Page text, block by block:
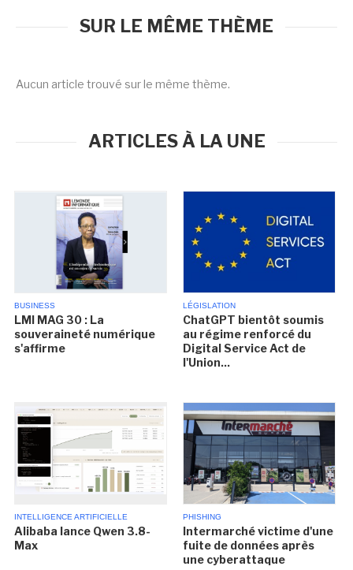
SUR LE MÊME THÈME
Aucun article trouvé sur le même thème.
ARTICLES À LA UNE
BUSINESS
LMI MAG 30 : La
souveraineté numérique
s'affirme
LÉGISLATION
ChatGPT bientôt soumis
au régime renforcé du
Digital Service Act de
l'Union...
INTELLIGENCE ARTIFICIELLE
Alibaba lance Qwen 3.8-
Max
PHISHING
Intermarché victime d'une
fuite de données après
une cyberattaque